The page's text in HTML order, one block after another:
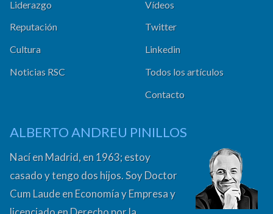
Liderazgo
Reputación
Cultura
Noticias RSC
Vídeos
Twitter
Linkedin
Todos los artículos
Contacto
ALBERTO ANDREU PINILLOS
Nací en Madrid, en 1963; estoy
casado y tengo dos hijos. Soy Doctor
Cum Laude en Economía y Empresa y